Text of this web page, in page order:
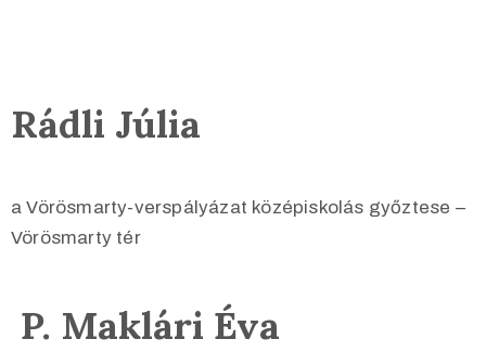
Rádli Júlia
a Vörösmarty-verspályázat középiskolás győztese –
Vörösmarty tér
P. Maklári Éva